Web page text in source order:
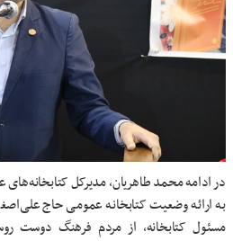
در ادامه محمد طاهریان، مدیرکل
به ارائه وضعیت کتابخانه عمومی حاج
مسئول کتابخانه، از مردم فرهنگ دوست